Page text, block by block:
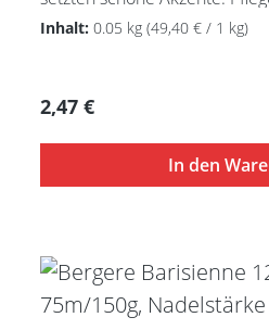
bei 30°C - sehr schonend /
nicht schleudern)
Inhalt: 0.05 kg (49,40 € / 1 kg)
Regulärer Preis:
2,47 €
In den